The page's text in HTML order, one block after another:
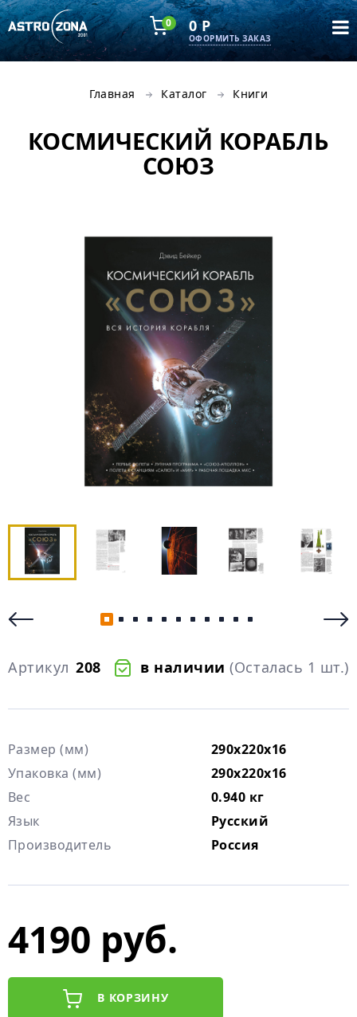
0 0 Р
ОФОРМИТЬ ЗАКАЗ
Главная Каталог Книги
КОСМИЧЕСКИЙ КОРАБЛЬ
СОЮЗ
Артикул 208 в наличии (Осталась 1 шт.)
Размер (мм)
290x220x16
Упаковка (мм)
290x220x16
Вес
0.940 кг
Язык
Русский
Производитель
Россия
4190 руб.
В КОРЗИНУ